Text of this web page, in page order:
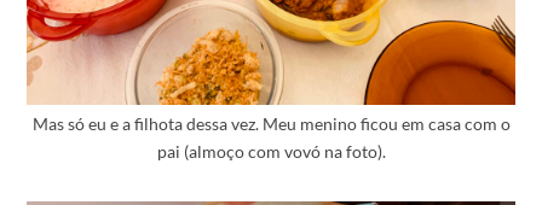
Mas só eu e a filhota dessa vez. Meu menino ficou em casa com o
pai (almoço com vovó na foto).